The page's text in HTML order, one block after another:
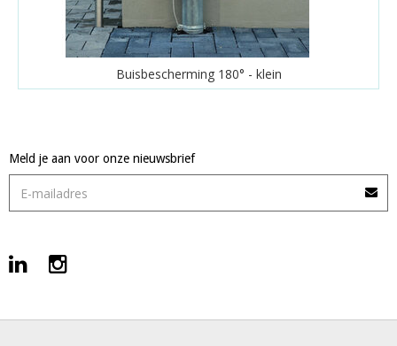
Buisbescherming 180° - klein
Meld je aan voor onze nieuwsbrief